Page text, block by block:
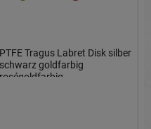
PTFE Tragus Labret Disk silber
schwarz goldfarbig
roségoldfarbig